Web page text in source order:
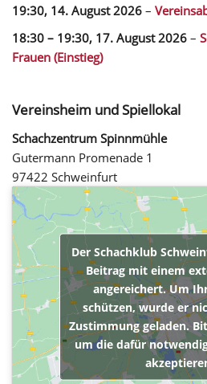
19:30, 14. August 2026 –
18:30 – 19:30, 17. August 2026 –
Frauen (Einstieg)
Vereinsheim und Spiellokal
Schachzentrum Spinnmühle
Gutermann Promenade 1
97422 Schweinfurt
Der Schachklub
Beitrag mit einem
angereichert. Um
schützen, wurde er
Zustimmung geladen.
um die dafür